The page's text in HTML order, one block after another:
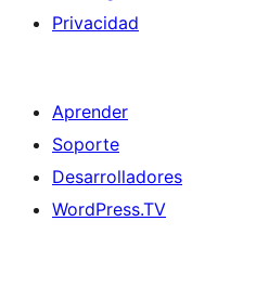
Privacidad
Aprender
Soporte
Desarrolladores
WordPress.TV